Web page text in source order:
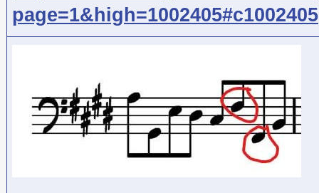
page=1&high=1002405#c1002405